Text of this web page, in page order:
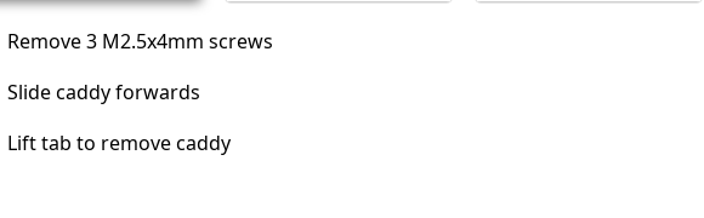
Remove 3 M2.5x4mm screws
Slide caddy forwards
Lift tab to remove caddy